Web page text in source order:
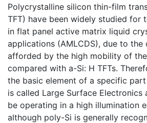
Polycrystalline silicon thin-film
TFT) have been widely studied for
in flat panel active matrix liquid
applications (AMLCDS), due to
afforded by the high mobility of
compared with a-Si: H TFTs.
the basic element of a specific
is called Large Surface Electronics
be operating in a high illumination
although poly-Si is generally